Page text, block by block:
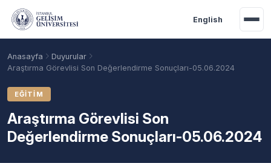
Ana içeriğe geç
English
Anasayfa
Duyurular
Araştırma Görevlisi Son Değerlendirme Sonuçları-05.06.2024
EĞITIM
Araştırma Görevlisi Son
Değerlendirme Sonuçları-05.06.2024